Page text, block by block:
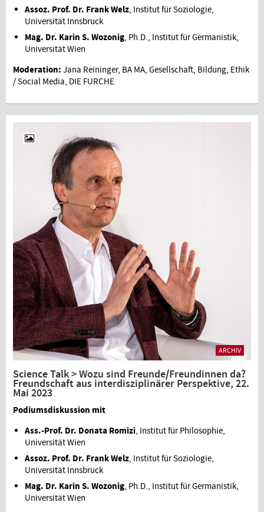
Assoz. Prof. Dr. Frank Welz, Institut für Soziologie,
Universität Innsbruck
Mag. Dr. Karin S. Wozonig, Ph.D., Institut für Germanistik,
Universität Wien
Moderation: Jana Reininger, BA MA, Gesellschaft, Bildung, Ethik
/ Social Media, DIE FURCHE
ARCHIV
Science Talk > Wozu sind Freunde/Freundinnen da?
Freundschaft aus interdisziplinärer Perspektive, 22.
Mai 2023
Podiumsdiskussion mit
Ass.-Prof. Dr. Donata Romizi, Institut für Philosophie,
Universität Wien
Assoz. Prof. Dr. Frank Welz, Institut für Soziologie,
Universität Innsbruck
Mag. Dr. Karin S. Wozonig, Ph.D., Institut für Germanistik,
Universität Wien